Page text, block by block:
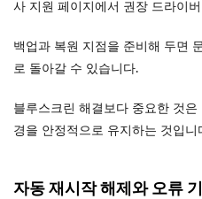
사 지원 페이지에서 권장 드라이
백업과 복원 지점을 준비해 두면
로 돌아갈 수 있습니다.
블루스크린 해결보다 중요한 것
경을 안정적으로 유지하는 것입니
자동 재시작 해제와 오류